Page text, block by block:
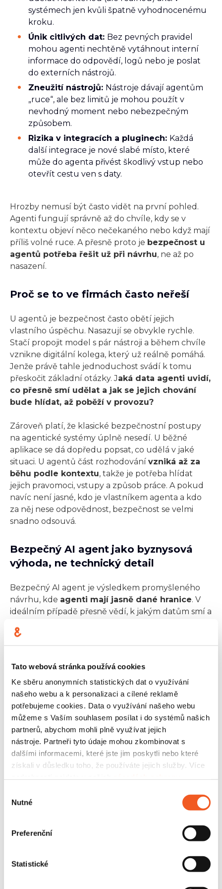
Tato webová stránka používá cookies
Ke sběru anonymních statistických dat o využívání
našeho webu a k personalizaci a cílené reklamě
potřebujeme cookies. Data o využívání našeho webu
můžeme s Vaším souhlasem posílat i do systémů našich
partnerů, abychom mohli plně využívat jejich
nástroje. Partneři tyto údaje mohou zkombinovat s
dalšími informacemi, které jste jim poskytli nebo které
získali v důsledku toho, že používáte jejich služby. Více
souhlasu
Nutné
Preferenční
Statistické
systémech jen kvůli špatně vyhodnocenému
kroku.
Únik citlivých dat: Bez pevných pravidel
mohou agenti nechtěně vytáhnout interní
informace do odpovědí, logů nebo je poslat
do externích nástrojů.
Zneužití nástrojů: Nástroje dávají agentům
„ruce“, ale bez limitů je mohou použít v
nevhodný moment nebo nebezpečným
způsobem.
Rizika v integracích a pluginech: Každá
další integrace je nové slabé místo, které
může do agenta přivést škodlivý vstup nebo
otevřít cestu ven s daty.
Hrozby nemusí být často vidět na první pohled.
Agenti fungují správně až do chvíle, kdy se v
kontextu objeví něco nečekaného nebo když mají
příliš volné ruce. A přesně proto je bezpečnost u
agentů potřeba řešit už při návrhu, ne až po
nasazení.
Proč se to ve firmách často neřeší
U agentů je bezpečnost často obětí jejich
vlastního úspěchu. Nasazují se obvykle rychle.
Stačí propojit model s pár nástroji a během chvíle
vznikne digitální kolega, který už reálně pomáhá.
Jenže právě tahle jednoduchost svádí k tomu
přeskočit základní otázky. Jaká data agenti uvidí,
co přesně smí udělat a jak se jejich chování
bude hlídat, až poběží v provozu?
Zároveň platí, že klasické bezpečnostní postupy
na agentické systémy úplně nesedí. U běžné
aplikace se dá dopředu popsat, co udělá v jaké
situaci. U agentů část rozhodování vzniká až za
běhu podle kontextu, takže je potřeba hlídat
jejich pravomoci, vstupy a způsob práce. A pokud
navíc není jasné, kdo je vlastníkem agenta a kdo
za něj nese odpovědnost, bezpečnost se velmi
snadno odsouvá.
Bezpečný AI agent jako byznysová
výhoda, ne technický detail
Bezpečný AI agent je výsledkem promyšleného
návrhu, kde agenti mají jasně dané hranice. V
ideálním případě přesně vědí, k jakým datům smí a
mohou spouštět a
finální krok potvrdit člověk. Stejně důležité je i to,
kontrolované v provozu, protože agenti pracují s
kontextem, který se neustále mění. Bezpečný
agent je zkrátka takový, který má „ruce“ jen tam,
kde je to potřeba, a pojistky všude tam,kde by
mohl udělat škodu.
Co to přinese vašemu byznysu
Ochranu citlivých dat a know-how
, které
Menší riziko incidentů s reálným dopadem
(nechtěné akce v systémech, chybné zásahy
Vyšší důvěru týmů i zákazníků
, protože